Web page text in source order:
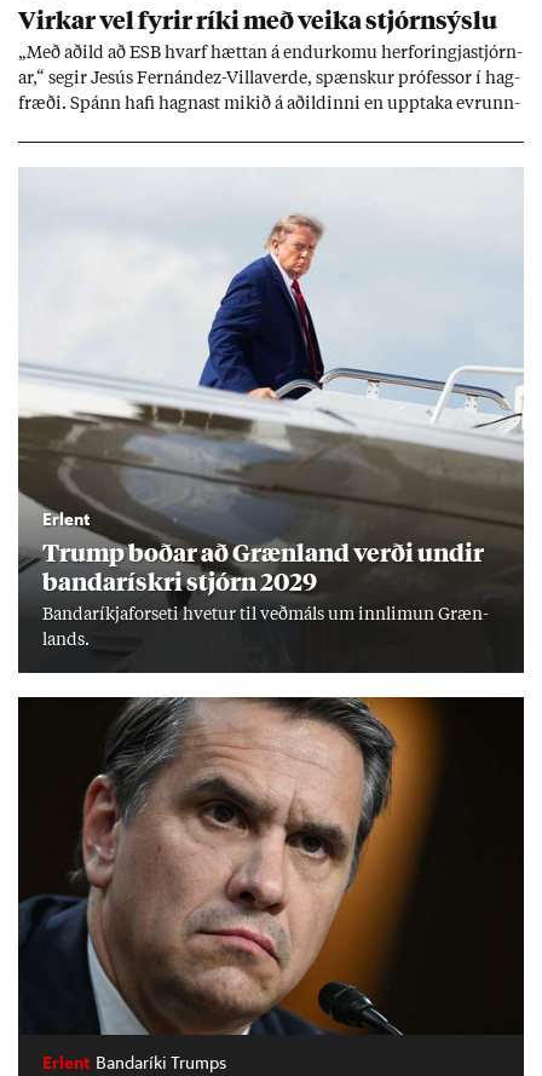
Virk­ar vel fyr­ir ríki með veika stjórn­sýslu
„Með að­ild að ESB hvarf hætt­an á end­ur­komu her­for­ingja­stjórn­
ar,“ seg­ir Jesús Fer­nández-Villa­ver­de, spænsk­ur pró­fess­or í hag­
fræði. Spánn hafi hagn­ast mik­ið á að­ild­inni en upp­taka evr­unn­
Erlent
Trump boð­ar að Græn­land verði und­ir
banda­rískri stjórn 2029
Banda­ríkja­for­seti hvet­ur til veð­máls um inn­limun Græn­
lands.
Erlent Bandaríki Trumps